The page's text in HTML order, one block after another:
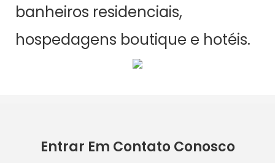
banheiros residenciais,
hospedagens boutique e hotéis.
Entrar Em Contato Conosco